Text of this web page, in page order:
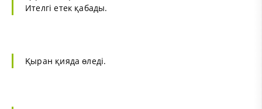
Ителгі етек қабады.
Қыран қияда өледі.